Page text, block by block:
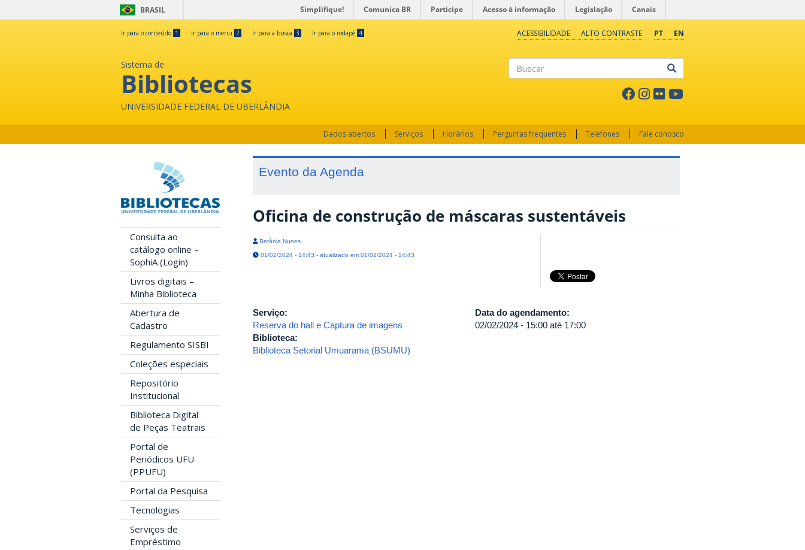
BRASIL Simplifique! Comunica BR Participe Acesso à informação Legislação Canais
Ir para o conteúdo 1 Ir para o menu 2 Ir para a busca 3 Ir para o rodapé 4 PT EN
ACESSIBILIDADE ALTO CONTRASTE
Sistema de
Bibliotecas
UNIVERSIDADE FEDERAL DE UBERLÂNDIA
Dados abertos Serviços Horários Perguntas frequentes Telefones Fale conosco
Consulta ao
catálogo online –
SophiA (Login)
Livros digitais –
Minha Biblioteca
Abertura de
Cadastro
Regulamento SISBI
Coleções especiais
Repositório
Institucional
Biblioteca Digital
de Peças Teatrais
Portal de
Periódicos UFU
(PPUFU)
Portal da Pesquisa
Tecnologias
Serviços de
Empréstimo
Evento da Agenda
Oficina de construção de máscaras sustentáveis
Betânia Nunes
01/02/2024 - 14:43 - atualizado em 01/02/2024 - 14:43
Serviço:
Reserva do hall e Captura de imagens
Biblioteca:
Biblioteca Setorial Umuarama (BSUMU)
Data do agendamento:
02/02/2024 - 15:00 até 17:00